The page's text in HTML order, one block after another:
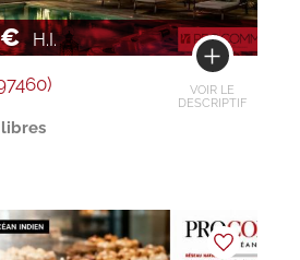
H.I.
VOIR LE
DESCRIPTIF